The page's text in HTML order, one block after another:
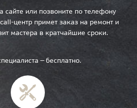
сайте или позвоните по телефону
центр примет заказ на ремонт и
мастера в кратчайшие сроки.
— бесплатно.